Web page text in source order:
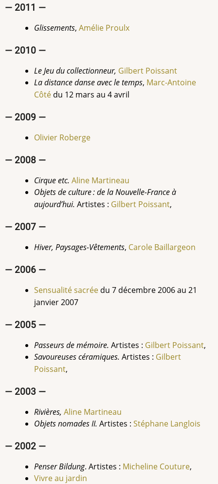
— 2011 —
Glissements, Amélie Proulx
— 2010 —
Le Jeu du collectionneur, Gilbert Poissant
La distance danse avec le temps, Marc-Antoine
Côté du 12 mars au 4 avril
— 2009 —
Olivier Roberge
— 2008 —
Cirque etc. Aline Martineau
Objets de culture : de la Nouvelle-France à
aujourd’hui. Artistes : Gilbert Poissant,
— 2007 —
Hiver, Paysages-Vêtements, Carole Baillargeon
— 2006 —
Sensualité sacrée du 7 décembre 2006 au 21
janvier 2007
— 2005 —
Passeurs de mémoire. Artistes : Gilbert Poissant,
Savoureuses céramiques. Artistes : Gilbert
Poissant,
— 2003 —
Rivières, Aline Martineau
Objets nomades II. Artistes : Stéphane Langlois
— 2002 —
Penser Bildung. Artistes : Micheline Couture,
Vivre au jardin